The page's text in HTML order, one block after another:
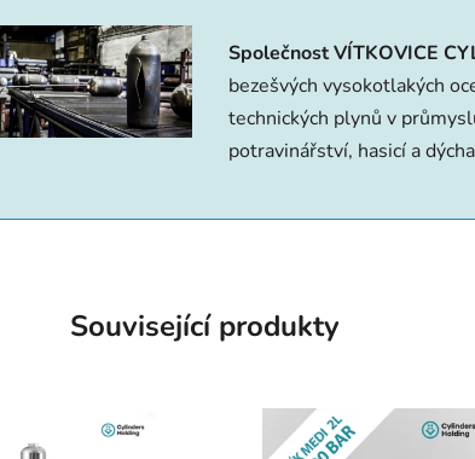
Společnost VÍTKOVICE
bezešvých vysokotlakých
technic­kých plynů v
potravinářství, hasicí a
Související produkty